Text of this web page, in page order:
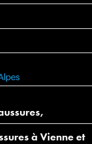
à Vienne et